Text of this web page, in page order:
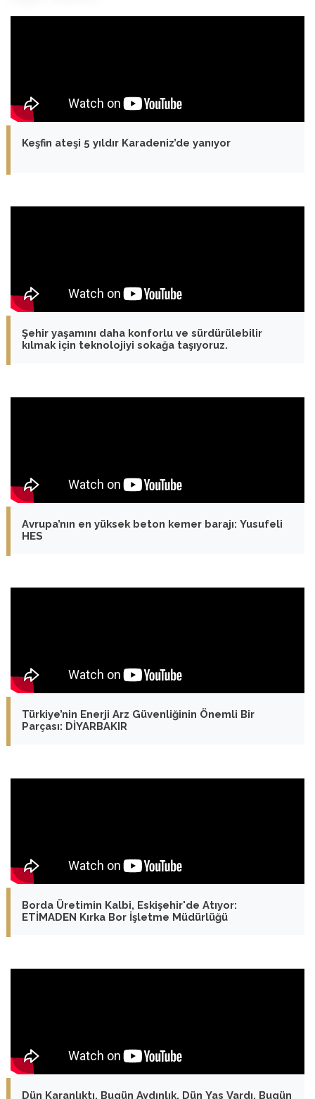
Keşfin ateşi 5 yıldır Karadeniz’de yanıyor
Şehir yaşamını daha konforlu ve sürdürülebilir
kılmak için teknolojiyi sokağa taşıyoruz.
Avrupa’nın en yüksek beton kemer barajı: Yusufeli
HES
Türkiye’nin Enerji Arz Güvenliğinin Önemli Bir
Parçası: DİYARBAKIR
Borda Üretimin Kalbi, Eskişehir'de Atıyor:
ETİMADEN Kırka Bor İşletme Müdürlüğü
Dün Karanlıktı, Bugün Aydınlık, Dün Yas Vardı, Bugün